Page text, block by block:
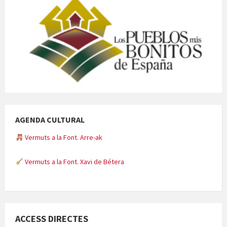
AGENDA CULTURAL
Vermuts a la Font. Arre-ak
Vermuts a la Font. Xavi de Bétera
ACCESS DIRECTES